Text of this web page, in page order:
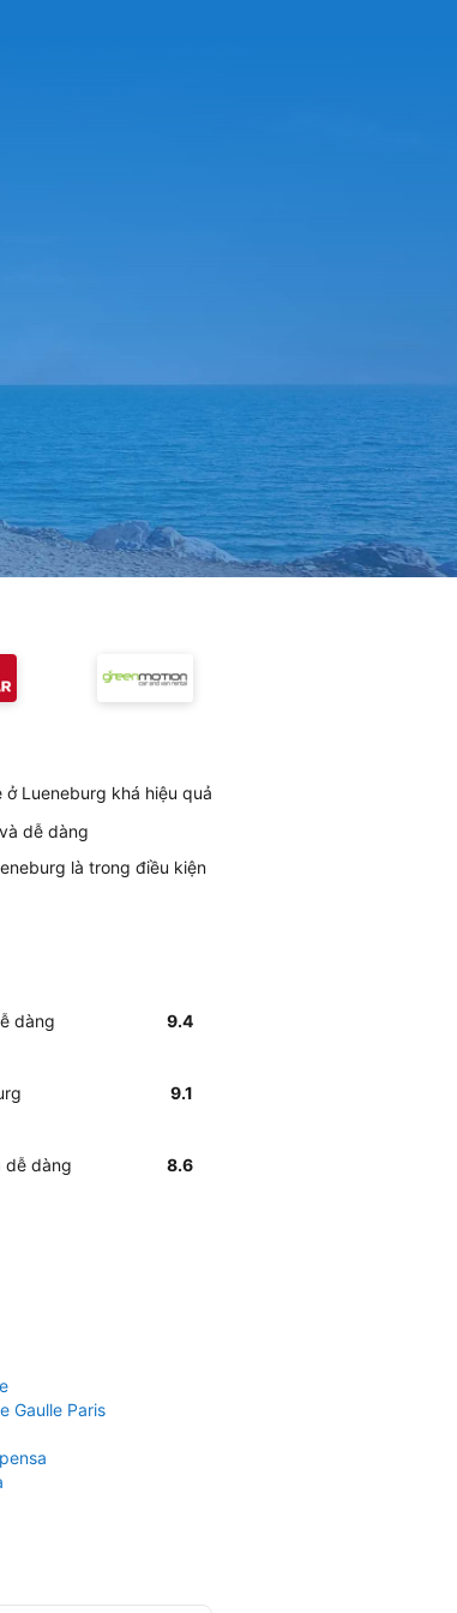
Lueneburg khá hiệu quả
dễ dàng
là trong điều kiện
dàng 9.4
9.1
dễ dàng 8.6
Gaulle Paris